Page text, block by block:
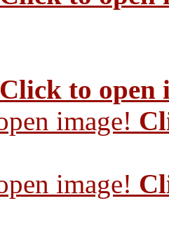
Click to open